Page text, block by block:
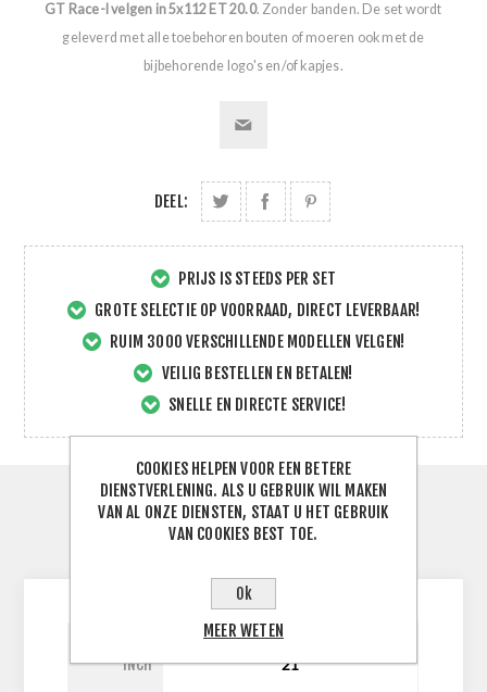
GT Race-I velgen in 5x112 ET 20.0. Zonder banden. De set wordt
geleverd met alle toebehoren bouten of moeren ook met de
bijbehorende logo's en/of kapjes.
DEEL:
PRIJS IS STEEDS PER SET
GROTE SELECTIE OP VOORRAAD, DIRECT LEVERBAAR!
RUIM 3000 VERSCHILLENDE MODELLEN VELGEN!
VEILIG BESTELLEN EN BETALEN!
SNELLE EN DIRECTE SERVICE!
SPECIFICATIES
INCH 21
COOKIES HELPEN VOOR EEN BETERE
DIENSTVERLENING. ALS U GEBRUIK WIL MAKEN
VAN AL ONZE DIENSTEN, STAAT U HET GEBRUIK
VAN COOKIES BEST TOE.
Ok
MEER WETEN